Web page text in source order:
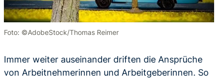
Foto: ©AdobeStock/Thomas Reimer
Immer weiter auseinander driften die Ansprüche
von Arbeitnehmerinnen und Arbeitgeberinnen. So